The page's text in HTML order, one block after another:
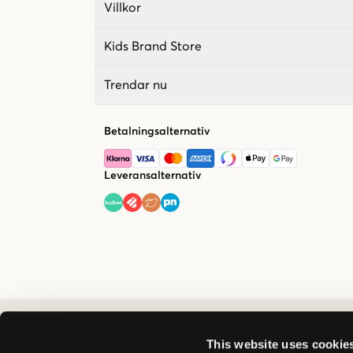
This website uses
Villkor
Kids Brand Store
Trendar nu
Betalningsalternativ
Leveransalternativ